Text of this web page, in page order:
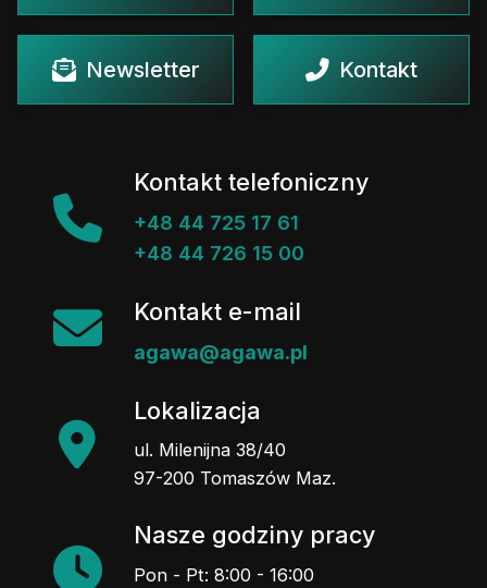
Newsletter Kontakt
Kontakt telefoniczny
+48 44 725 17 61
+48 44 726 15 00
Kontakt e-mail
agawa@agawa.pl
Lokalizacja
ul. Milenijna 38/40
97-200 Tomaszów Maz.
Nasze godziny pracy
Pon - Pt: 8:00 - 16:00